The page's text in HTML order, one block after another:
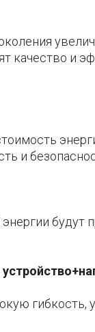
качество и
и
будут
гибкость,